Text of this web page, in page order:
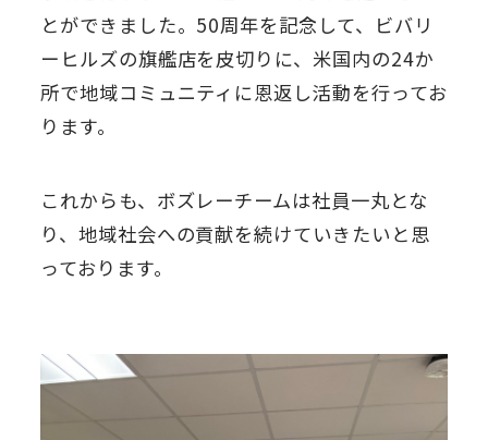
とができました。50周年を記念して、ビバリ
ーヒルズの旗艦店を皮切りに、米国内の24か
所で地域コミュニティに恩返し活動を行ってお
ります。
これからも、ボズレーチームは社員一丸とな
り、地域社会への貢献を続けていきたいと思
っております。